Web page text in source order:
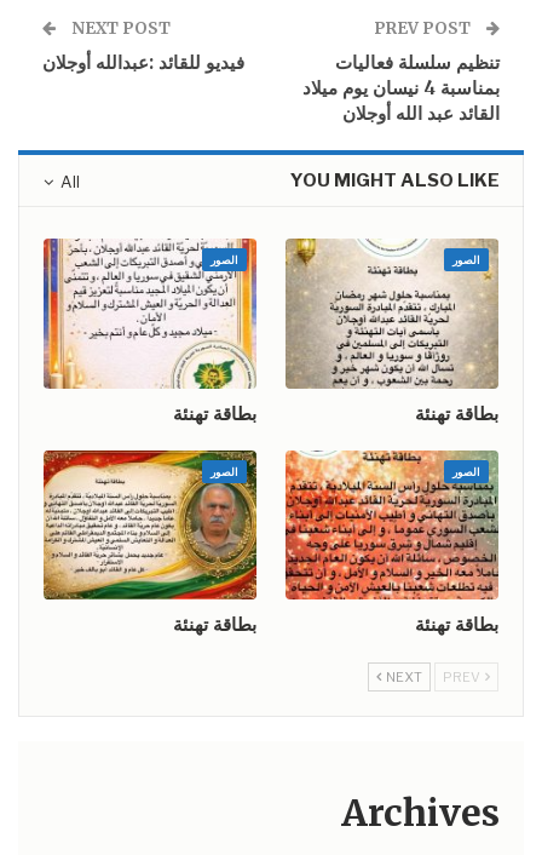
تنظيم سلسلة فعاليات
بمناسبة 4 نيسان يوم ميلاد
القائد عبد الله أوجلان
NEXT POST
فيديو للقائد :عبدالله أوجلان
All YOU MIGHT ALSO LIKE
الصور
بطاقة تهنئة
الصور
بطاقة تهنئة
الصور
بطاقة تهنئة
الصور
بطاقة تهنئة
NEXT
Archives